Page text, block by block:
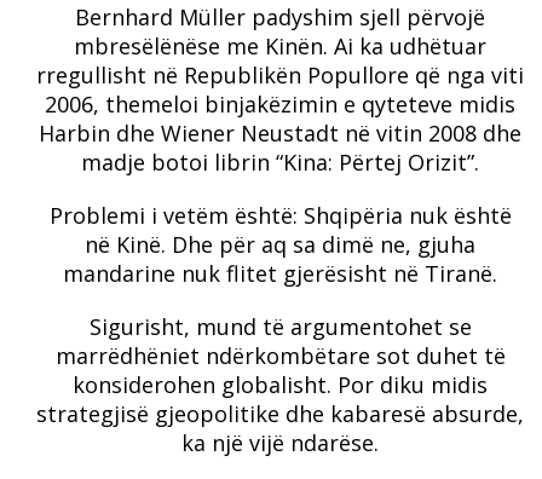
Bernhard Müller padyshim sjell përvojë
mbresëlënëse me Kinën. Ai ka udhëtuar
rregullisht në Republikën Popullore që nga viti
2006, themeloi binjakëzimin e qyteteve midis
Harbin dhe Wiener Neustadt në vitin 2008 dhe
madje botoi librin “Kina: Përtej Orizit”.
Problemi i vetëm është: Shqipëria nuk është
në Kinë. Dhe për aq sa dimë ne, gjuha
mandarine nuk flitet gjerësisht në Tiranë.
Sigurisht, mund të argumentohet se
marrëdhëniet ndërkombëtare sot duhet të
konsiderohen globalisht. Por diku midis
strategjisë gjeopolitike dhe kabaresë absurde,
ka një vijë ndarëse.